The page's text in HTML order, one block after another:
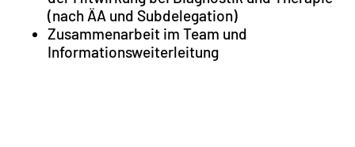
(nach ÄA und Subdelegation)
Zusammenarbeit im Team und
Informationsweiterleitung